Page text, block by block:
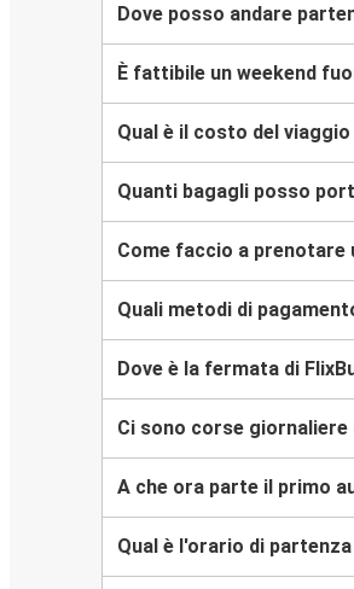
Dove posso andare
È fattibile un weekend
Qual è il costo del
Quanti bagagli posso
Come faccio a prenotare
Quali metodi di
Dove è la fermata di
Ci sono corse giornaliere
A che ora parte il primo
Qual è l'orario di